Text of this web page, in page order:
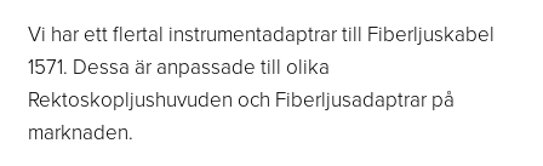
Vi har ett flertal instrumentadaptrar till Fiberljuskabel
1571. Dessa är anpassade till olika
Rektoskopljushuvuden och Fiberljusadaptrar på
marknaden.